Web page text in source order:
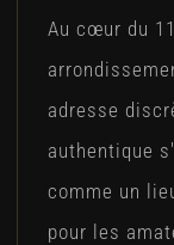
Au cœur du
adresse
authentique
comme un
pour les